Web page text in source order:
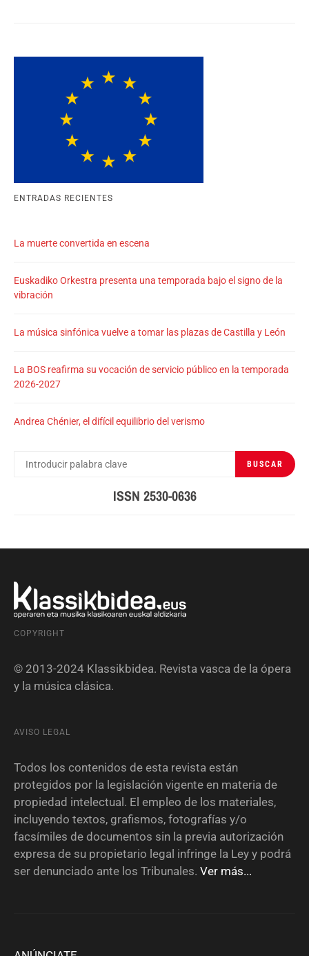
ENTRADAS RECIENTES
La muerte convertida en escena
Euskadiko Orkestra presenta una temporada bajo el signo de la
vibración
La música sinfónica vuelve a tomar las plazas de Castilla y León
La BOS reafirma su vocación de servicio público en la temporada
2026-2027
Andrea Chénier, el difícil equilibrio del verismo
POR:
BUSCAR
ISSN 2530-0636
COPYRIGHT
© 2013-2024 Klassikbidea. Revista vasca de la ópera
y la música clásica.
AVISO LEGAL
Todos los contenidos de esta revista están
protegidos por la legislación vigente en materia de
propiedad intelectual. El empleo de los materiales,
incluyendo textos, grafismos, fotografías y/o
facsímiles de documentos sin la previa autorización
expresa de su propietario legal infringe la Ley y podrá
ser denunciado ante los Tribunales. Ver más...